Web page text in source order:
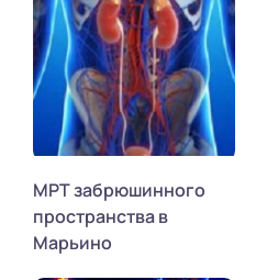
МРТ забрюшинного
пространства в
Марьино